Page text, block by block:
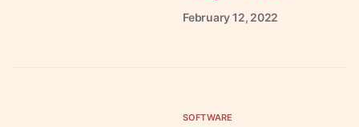
February12, 2022
SOFTWARE